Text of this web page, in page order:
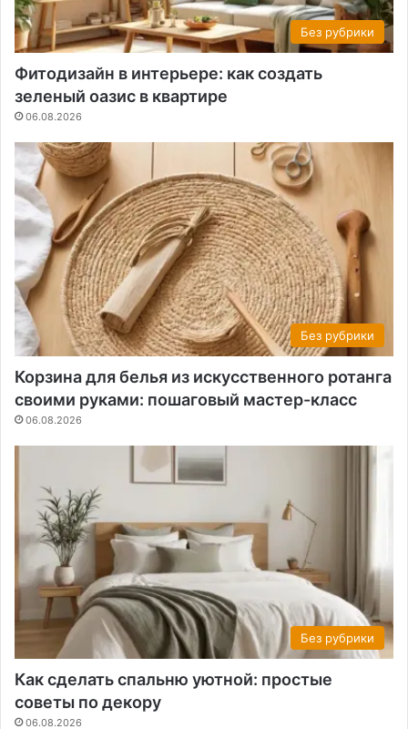
Без рубрики
Фитодизайн в интерьере: как создать
зеленый оазис в квартире
06.08.2026
Без рубрики
Корзина для белья из искусственного ротанга
своими руками: пошаговый мастер-класс
06.08.2026
Без рубрики
Как сделать спальню уютной: простые
советы по декору
06.08.2026